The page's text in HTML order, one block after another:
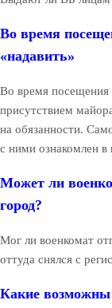
Во время
«надавить»
Во время посещения
присутствием
на обязанности.
с ними ознакомлен в
Может ли
город?
Мог ли военкомат
оттуда снялся с
Какие возможны